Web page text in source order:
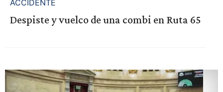
ACCIDENTE
Despiste y vuelco de una combi en Ruta 65